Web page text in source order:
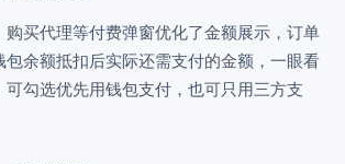
购买代理等付费弹窗优化了金额展示，订单
包余额抵扣后实际还需支付的金额，一眼看
可勾选优先用钱包支付，也可只用三方支